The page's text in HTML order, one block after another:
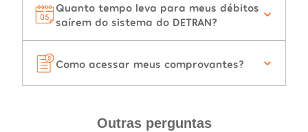
Quanto tempo leva para meus débitos
saírem do sistema do DETRAN?
Como acessar meus comprovantes?
Outras perguntas